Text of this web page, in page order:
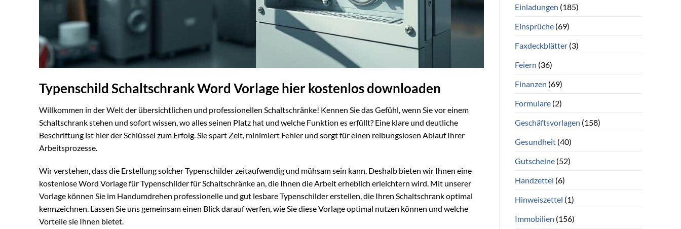
Typenschild Schaltschrank Word Vorlage hier kostenlos downloaden
Willkommen in der Welt der übersichtlichen und professionellen Schaltschränke! Kennen Sie das Gefühl, wenn Sie vor einem
Schaltschrank stehen und sofort wissen, wo alles seinen Platz hat und welche Funktion es erfüllt? Eine klare und deutliche
Beschriftung ist hier der Schlüssel zum Erfolg. Sie spart Zeit, minimiert Fehler und sorgt für einen reibungslosen Ablauf Ihrer
Arbeitsprozesse.
Wir verstehen, dass die Erstellung solcher Typenschilder zeitaufwendig und mühsam sein kann. Deshalb bieten wir Ihnen eine
kostenlose Word Vorlage für Typenschilder für Schaltschränke an, die Ihnen die Arbeit erheblich erleichtern wird. Mit unserer
Vorlage können Sie im Handumdrehen professionelle und gut lesbare Typenschilder erstellen, die Ihren Schaltschrank optimal
kennzeichnen. Lassen Sie uns gemeinsam einen Blick darauf werfen, wie Sie diese Vorlage optimal nutzen können und welche
Vorteile sie Ihnen bietet.
Einladungen (185)
Einsprüche(69)
Faxdeckblätter(3)
Feiern (36)
Finanzen (69)
Formulare(2)
Geschäftsvorlagen (158)
Gesundheit(40)
Gutscheine(52)
Handzettel (6)
Hinweiszettel (1)
Immobilien (156)